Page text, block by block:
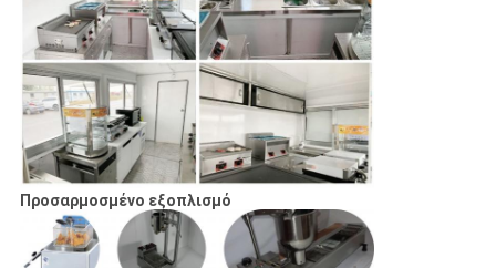
Προσαρμοσμένο εξοπλισμό